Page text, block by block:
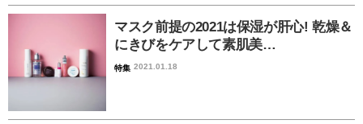
マスク前提の2021は保湿が肝心! 乾燥＆
にきびをケアして素肌美…
特集 2021.01.18